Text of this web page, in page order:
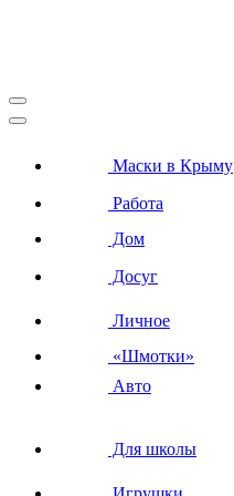
Маски в Крыму
Работа
Дом
Досуг
Личное
«Шмотки»
Авто
Для школы